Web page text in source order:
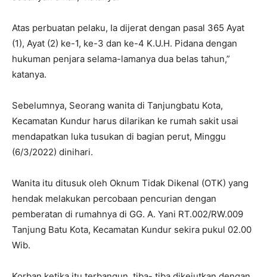
Atas perbuatan pelaku, Ia dijerat dengan pasal 365 Ayat
(1), Ayat (2) ke-1, ke-3 dan ke-4 K.U.H. Pidana dengan
hukuman penjara selama-lamanya dua belas tahun,”
katanya.
Sebelumnya, Seorang wanita di Tanjungbatu Kota,
Kecamatan Kundur harus dilarikan ke rumah sakit usai
mendapatkan luka tusukan di bagian perut, Minggu
(6/3/2022) dinihari.
Wanita itu ditusuk oleh Oknum Tidak Dikenal (OTK) yang
hendak melakukan percobaan pencurian dengan
pemberatan di rumahnya di GG. A. Yani RT.002/RW.009
Tanjung Batu Kota, Kecamatan Kundur sekira pukul 02.00
Wib.